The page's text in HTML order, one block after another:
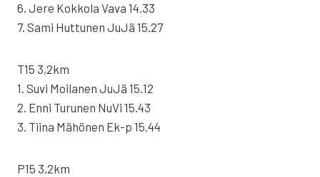
6. Jere Kokkola Vava 14.33
7. Sami Huttunen JuJä 15.27
T15 3,2km
1. Suvi Moilanen JuJä 15.12
2. Enni Turunen NuVi 15.43
3. Tiina Mähönen Ek-p 15.44
P15 3,2km